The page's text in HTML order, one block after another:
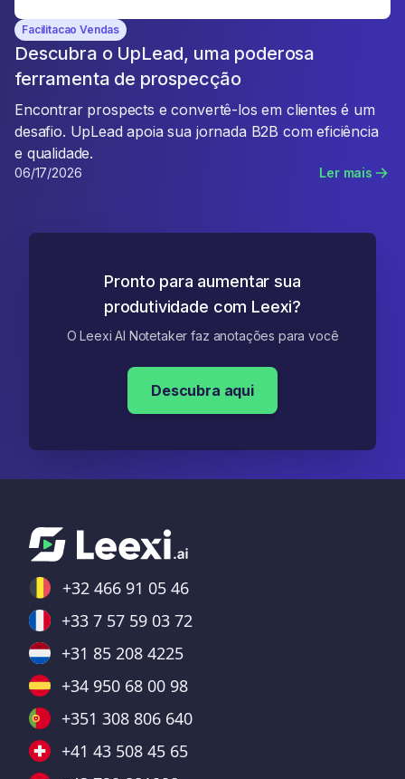
Facilitacao Vendas
Descubra o UpLead, uma poderosa
ferramenta de prospecção
Encontrar prospects e convertê-los em clientes é um
desafio. UpLead apoia sua jornada B2B com eficiência
e qualidade.
06/17/2026 Ler mais
Pronto para aumentar sua
produtividade com Leexi?
O Leexi AI Notetaker faz anotações para você
Descubra aqui
+32 466 91 05 46
+33 7 57 59 03 72
+31 85 208 4225
+34 950 68 00 98
+351 308 806 640
+41 43 508 45 65